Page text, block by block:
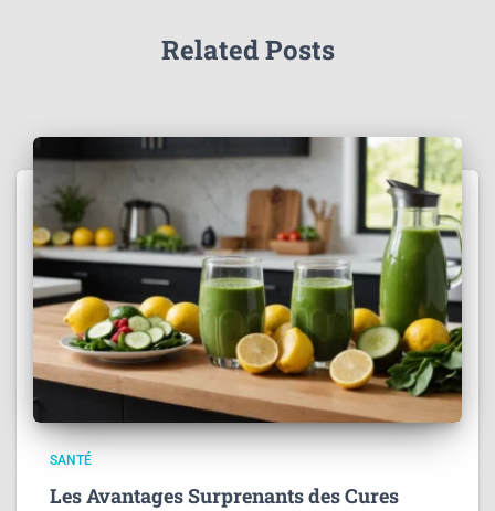
Related Posts
SANTÉ
Les Avantages Surprenants des Cures